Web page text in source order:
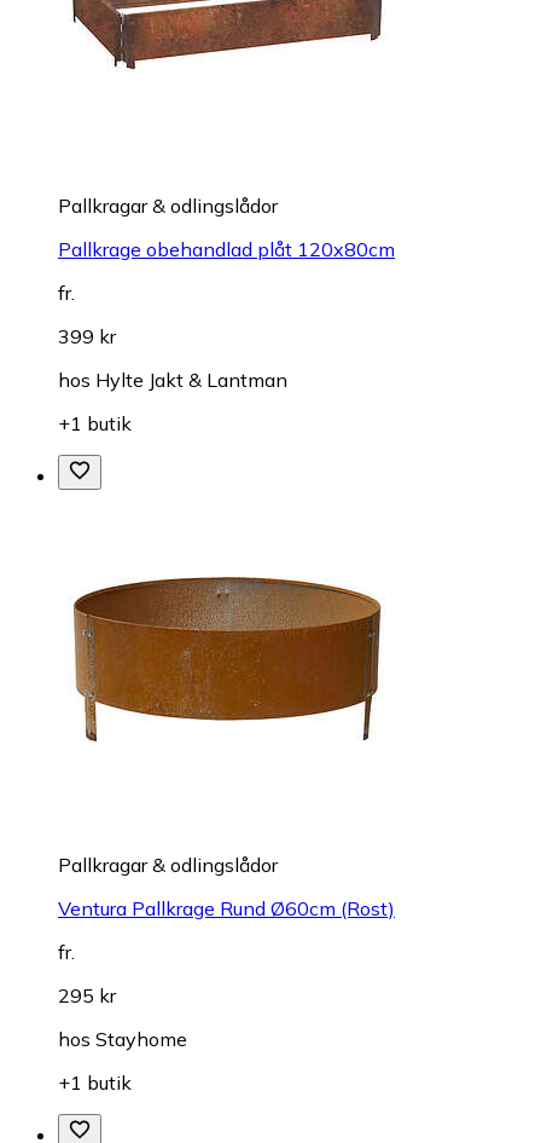
Pallkragar & odlingslådor
Pallkrage obehandlad plåt 120x80cm
fr.
399 kr
hos Hylte Jakt & Lantman
+1 butik
Pallkragar & odlingslådor
Ventura Pallkrage Rund Ø60cm (Rost)
fr.
295 kr
hos Stayhome
+1 butik